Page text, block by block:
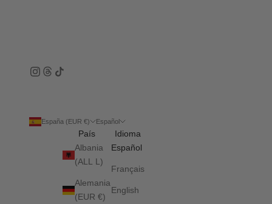
España (EUR €)
País
Albania
(ALL L)
Alemania
(EUR €)
Español
Idioma
Español
Français
English